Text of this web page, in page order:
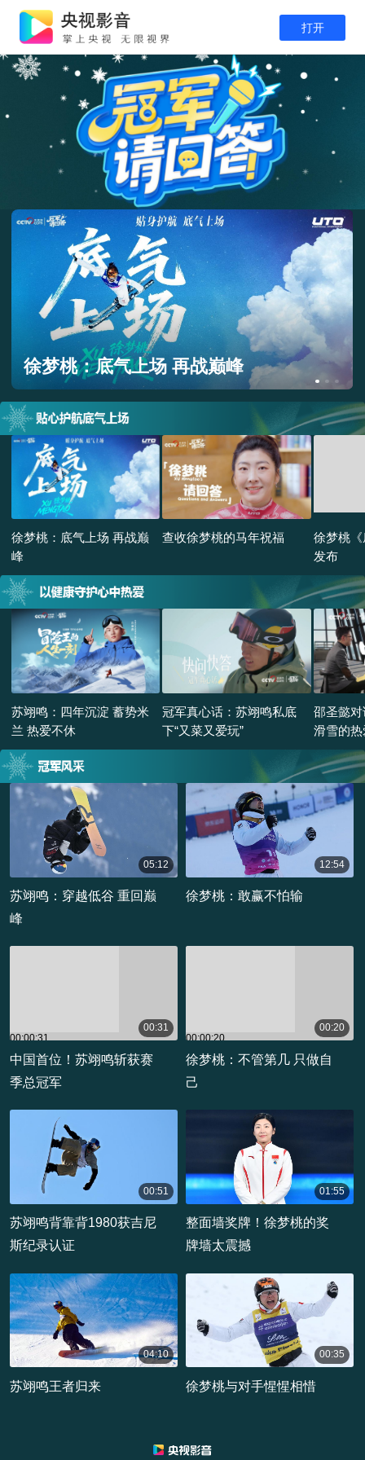
打开
邵圣懿对话苏翊鸣：对单板滑雪的热
爱从未改变
徐梦桃：底气上场 再战巅
峰
查收徐梦桃的马年祝福
徐梦桃
发布
苏翊鸣：四年沉淀 蓄势米
兰 热爱不休
冠军真心话：苏翊鸣私底
下“又菜又爱玩”
邵圣懿
滑雪的
05:12
苏翊鸣：穿越低谷 重回巅
峰
12:54
徐梦桃：敢赢不怕输
00:00:31
00:31
中国首位！苏翊鸣斩获赛
季总冠军
00:00:20
00:20
徐梦桃：不管第几 只做自
己
00:51
苏翊鸣背靠背1980获吉尼
斯纪录认证
01:55
整面墙奖牌！徐梦桃的奖
牌墙太震撼
04:10
苏翊鸣王者归来
00:35
徐梦桃与对手惺惺相惜